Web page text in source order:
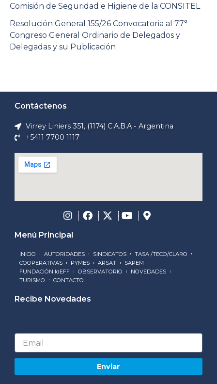
Comisión de Seguridad e Higiene de la CONSITEL
Resolución General 155/26 Convocatoria al 77°
Congreso General Ordinario de Delegados y
Delegadas y su Publicación
Contáctenos
Virrey Liniers 351, (1174) C.A.B.A - Argentina
+5411 7700 1117
Menú Principal
INICIO AUTORIDADES SINDICATOS
TASA /TECO/CLARO
COOPERATIVAS
PYMES ARSAT
SAPEM
FUNDACIÓN IdEFF
OBSERVATORIO
NOVEDADES
TURISMO
CONTACTO
Recibe Novedades
Email
Enviar